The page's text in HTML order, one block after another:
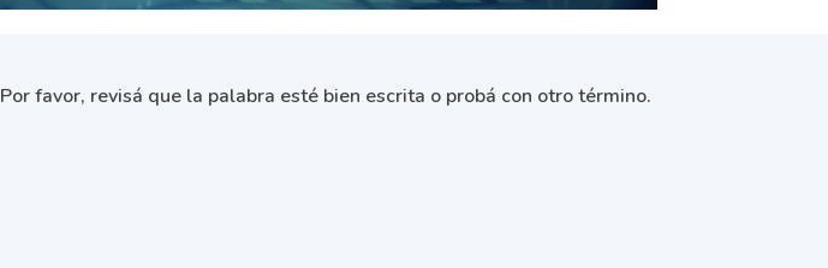
Por favor, revisá que la palabra esté bien escrita o probá con otro término.